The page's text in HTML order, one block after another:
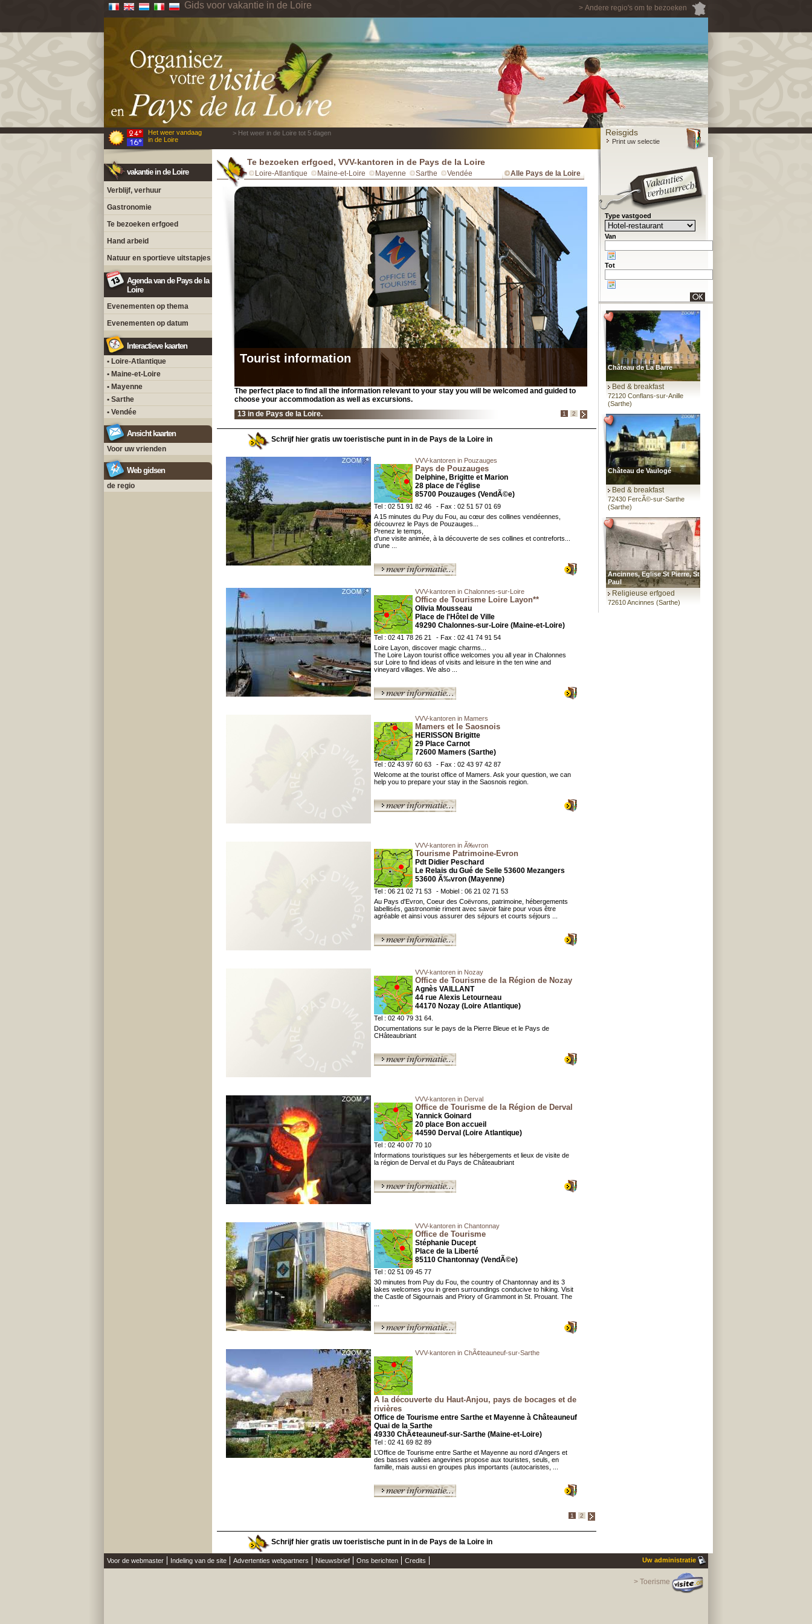
> Andere regio's om te bezoeken
Gids voor vakantie in de Loire
Het weer vandaag
in de Loire
> Het weer in de Loire tot 5 dagen Reisgids
Print uw selectie
vakantie in de Loire
Verblijf, verhuur
Gastronomie
Te bezoeken erfgoed
Hand arbeid
Natuur en sportieve uitstapjes
Agenda van de Pays de la
Loire
Evenementen op thema
Evenementen op datum
Interactieve kaarten
• Loire-Atlantique
• Maine-et-Loire
• Mayenne
• Sarthe
• Vendée
Ansicht kaarten
Voor uw vrienden
Web gidsen
de regio
Te bezoeken erfgoed, VVV-kantoren in de Pays de la Loire
Loire-Atlantique Maine-et-Loire Mayenne Sarthe Vendée Alle Pays de la Loire
Tourist information
The perfect place to find all the information relevant to your stay you will be welcomed and guided to
choose your accommodation as well as excursions.
13 in de Pays de la Loire.
1 2
Schrijf hier gratis uw toeristische punt in in de Pays de la Loire in
VVV-kantoren in Pouzauges
Pays de Pouzauges
Delphine, Brigitte et Marion
28 place de l'église
85700 Pouzauges (VendÃ©e)
Tel : 02 51 91 82 46
- Fax : 02 51 57 01 69
A 15 minutes du Puy du Fou, au cœur des collines vendéennes,
découvrez le Pays de Pouzauges...
Prenez le temps,
d'une visite animée, à la découverte de ses collines et contreforts...
d'une ...
VVV-kantoren in Chalonnes-sur-Loire
Office de Tourisme Loire Layon**
Olivia Mousseau
Place de l'Hôtel de Ville
49290 Chalonnes-sur-Loire (Maine-et-Loire)
Tel : 02 41 78 26 21
- Fax : 02 41 74 91 54
Loire Layon, discover magic charms...
The Loire Layon tourist office welcomes you all year in Chalonnes
sur Loire to find ideas of visits and leisure in the ten wine and
vineyard villages. We also ...
VVV-kantoren in Mamers
Mamers et le Saosnois
HERISSON Brigitte
29 Place Carnot
72600 Mamers (Sarthe)
Tel : 02 43 97 60 63
- Fax : 02 43 97 42 87
Welcome at the tourist office of Mamers. Ask your question, we can
help you to prepare your stay in the Saosnois region.
VVV-kantoren in Ã‰vron
Tourisme Patrimoine-Evron
Pdt Didier Peschard
Le Relais du Gué de Selle 53600 Mezangers
53600 Ã‰vron (Mayenne)
Tel : 06 21 02 71 53
- Mobiel : 06 21 02 71 53
Au Pays d'Evron, Coeur des Coëvrons, patrimoine, hébergements
labellisés, gastronomie riment avec savoir faire pour vous être
agréable et ainsi vous assurer des séjours et courts séjours ...
VVV-kantoren in Nozay
Office de Tourisme de la Région de Nozay
Agnès VAILLANT
44 rue Alexis Letourneau
44170 Nozay (Loire Atlantique)
Tel : 02 40 79 31 64.
Documentations sur le pays de la Pierre Bleue et le Pays de
CHâteaubriant
VVV-kantoren in Derval
Office de Tourisme de la Région de Derval
Yannick Goinard
20 place Bon accueil
44590 Derval (Loire Atlantique)
Tel : 02 40 07 70 10
Informations touristiques sur les hébergements et lieux de visite de
la région de Derval et du Pays de Châteaubriant
VVV-kantoren in Chantonnay
Office de Tourisme
Stéphanie Ducept
Place de la Liberté
85110 Chantonnay (VendÃ©e)
Tel : 02 51 09 45 77
30 minutes from Puy du Fou, the country of Chantonnay and its 3
lakes welcomes you in green surroundings conducive to hiking. Visit
the Castle of Sigournais and Priory of Grammont in St. Prouant. The
VVV-kantoren in ChÃ¢teauneuf-sur-Sarthe
A la découverte du Haut-Anjou, pays de bocages et de
rivières
Office de Tourisme entre Sarthe et Mayenne à Châteauneuf
Quai de la Sarthe
49330 ChÃ¢teauneuf-sur-Sarthe (Maine-et-Loire)
Tel : 02 41 69 82 89
L’Office de Tourisme entre Sarthe et Mayenne au nord d’Angers et
des basses vallées angevines propose aux touristes, seuls, en
famille, mais aussi en groupes plus importants (autocaristes, ...
1 2
Schrijf hier gratis uw toeristische punt in in de Pays de la Loire in
Type vastgoed
Van
Tot
Château de La Barre
Bed & breakfast
72120 Conflans-sur-Anille
(Sarthe)
Château de Vaulogé
Bed & breakfast
72430 FercÃ©-sur-Sarthe
(Sarthe)
Ancinnes, Eglise St Pierre, St
Paul
Religieuse erfgoed
72610 Ancinnes (Sarthe)
Voor de webmaster Indeling van de site Advertenties webpartners Nieuwsbrief Ons berichten Credits Uw administratie
> Toerisme